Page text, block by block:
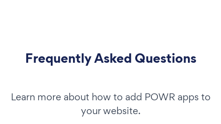
Frequently Asked Questions
Learn more about how to add POWR apps to
your website.